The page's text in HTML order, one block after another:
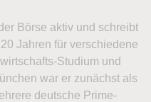
Börse aktiv und schreibt
Jahren für verschiedene
Studium und
war er zunächst als
deutsche Prime-